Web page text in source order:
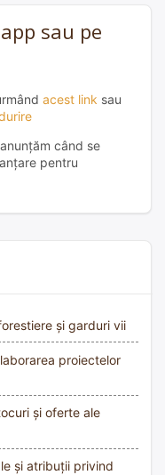
sau pe
acest link sau
când se
pentru
și garduri vii
proiectelor
și oferte ale
și atribuții privind